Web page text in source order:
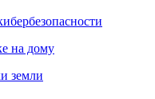
на дому
земли